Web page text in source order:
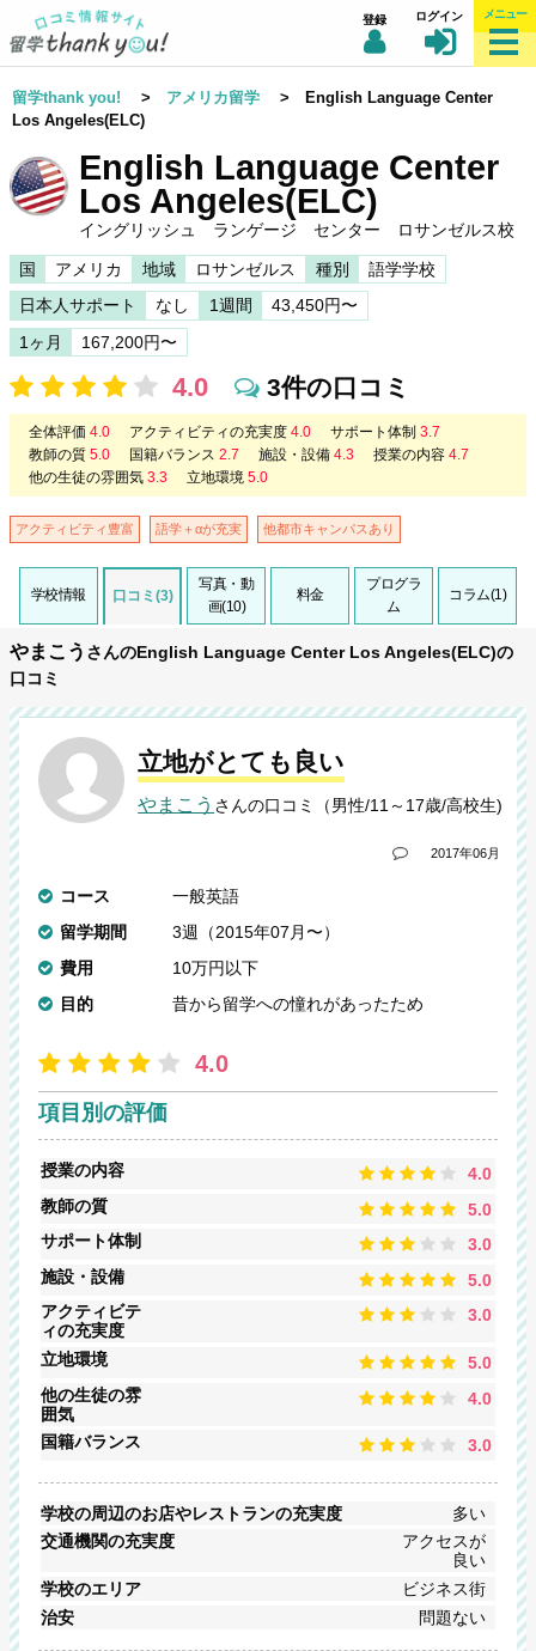
登録 ログイン メニュー
留学thank you! > アメリカ留学 > English Language Center
Los Angeles(ELC)
English Language Center
Los Angeles(ELC)
イングリッシュ ランゲージ センター ロサンゼルス校
国 アメリカ 地域 ロサンゼルス 種別
語学学校
日本人サポート
なし 1週間
43,450円〜
1ヶ月
167,200円〜
4.0 3件の口コミ
全体評価 4.0 アクティビティの充実度 4.0 サポート体制 3.7
教師の質 5.0 国籍バランス 2.7 施設・設備 4.3 授業の内容 4.7
他の生徒の雰囲気 3.3 立地環境 5.0
アクティビティ豊富 語学＋αが充実 他都市キャンパスあり
学校情報 口コミ(3)
写真・動
画(10)
料金
プログラ
ム
コラム(1)
やまこう さんのEnglish Language Center Los Angeles(ELC)の
口コミ
立地がとても良い
やまこう さんの口コミ（男性/11～17歳/高校生)
2017年06月
コース
一般英語
留学期間
3週（2015年07月〜）
費用
10万円以下
目的
昔から留学への憧れがあったため
4.0
項目別の評価
授業の内容
4.0
教師の質
5.0
サポート体制
3.0
施設・設備
5.0
アクティビテ
ィの充実度
3.0
立地環境
5.0
他の生徒の雰
囲気
4.0
国籍バランス 3.0
学校の周辺のお店やレストランの充実度
多い
交通機関の充実度
アクセスが
良い
学校のエリア
ビジネス街
治安
問題ない